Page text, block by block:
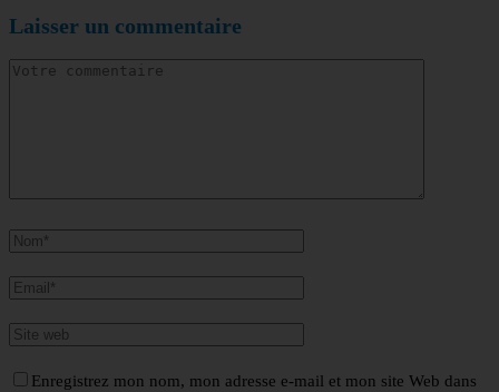
Laisser un commentaire
Enregistrez mon nom, mon adresse e-mail et mon site Web dans